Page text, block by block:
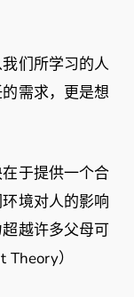
们所学习的人
需求，更是想
于提供一个合
境对人的影响
越许多父母可
）